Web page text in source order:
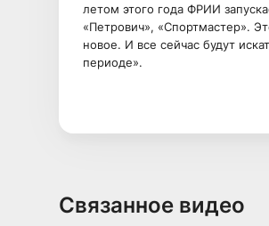
летом этого года ФРИИ
«Петрович», «Спортмастер».
новое. И все сейчас будут
периоде».
Связанное видео